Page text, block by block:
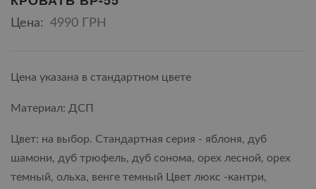
Цена: 4990 ГРН
Цена указана в стандартном цвете
Материал: ДСП
Цвет: на выбор. Стандартная серия - яблоня, дуб
шамони, дуб трюфель, дуб сонома, орех лесной, орех
темный, ольха, венге темный Цвет люкс -кантри,